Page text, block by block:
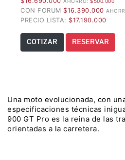
Precio desde $22.990.000
ADVENTURE
TIGER 1200 RALLY EXPLORER
Marzo JUEVES 26
ENCIENDE LA
VIVE LA RUTA.
& RIDE TRIUMP
CON FORUM $16.390.000
PRECIO LISTA: $17.190.000
COTIZAR RESERVAR
Una moto evolucionada, con
especificaciones técnicas
900 GT Pro es la reina de las
orientadas a la carretera.